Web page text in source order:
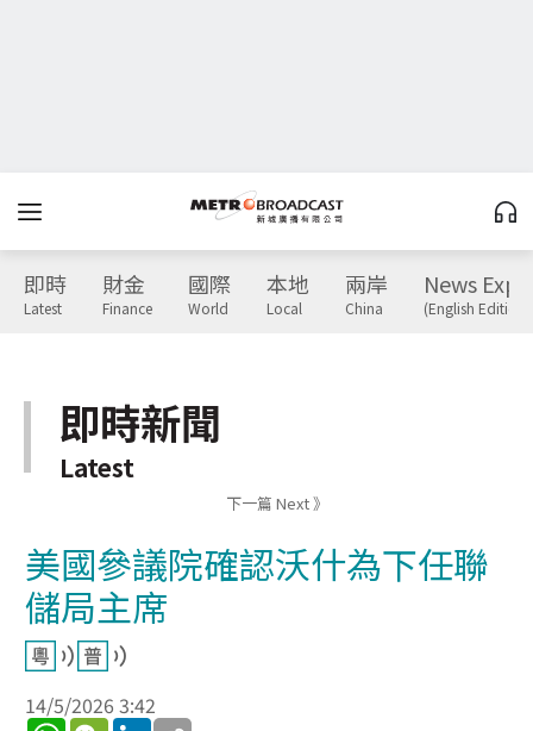
即時
Latest
財金
Finance
國際
World
本地
Local
兩岸
China
News
(English Edition)
即時新聞
Latest
下一篇 Next 》
美國參議院確認沃什為下任聯
儲局主席
14/5/2026 3:42